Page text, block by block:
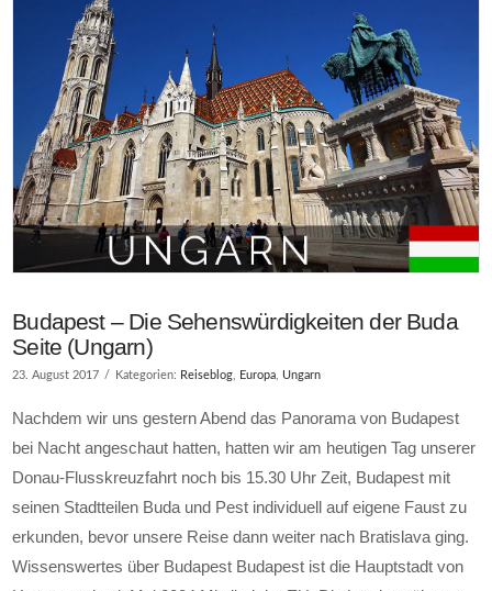
Budapest – Die Sehenswürdigkeiten der Buda
Seite (Ungarn)
23. August 2017 Kategorien: Reiseblog, Europa, Ungarn
Nachdem wir uns gestern Abend das Panorama von Budapest
bei Nacht angeschaut hatten, hatten wir am heutigen Tag unserer
Donau-Flusskreuzfahrt noch bis 15.30 Uhr Zeit, Budapest mit
seinen Stadtteilen Buda und Pest individuell auf eigene Faust zu
erkunden, bevor unsere Reise dann weiter nach Bratislava ging.
Wissenswertes über Budapest Budapest ist die Hauptstadt von